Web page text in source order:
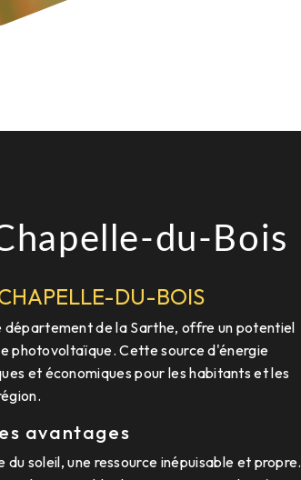
du-Bois
DU-BOIS
département de la Sarthe, offre un potentiel
photovoltaïque. Cette source d'énergie
et économiques pour les habitants et les
avantages
soleil, une ressource inépuisable et propre.